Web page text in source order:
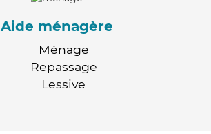
Aide ménagère
Ménage
Repassage
Lessive